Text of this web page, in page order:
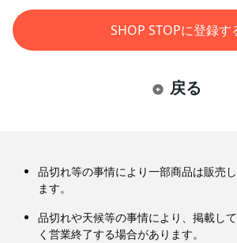
SHOP STOPに登録す
戻る
品切れ等の事情により一部商品は販売
ます。
品切れや天候等の事情により、掲載し
く営業終了する場合があります。